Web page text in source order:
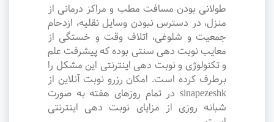
طولانی بودن مسافت مطب و مراکز درمانی از
منزل، در دسترس نبودن وسایل نقلیه، ازدحام
جمعیت و شلوغی، اتلاف وقت و خستگی از
معایب نوبت دهی سنتی بوده که پیشرفت علم
و تکنولوژی و نوبت دهی اینترنتی این مشکل را
برطرف کرده است. امکان رزرو نوبت آنلاین از
sinapezeshk در تمام روزهای هفته به صورت
شبانه روزی از مزایای نوبت دهی اینترنتی